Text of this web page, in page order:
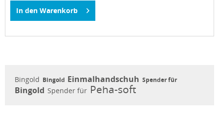
In den Warenkorb
Bingold Bingold Einmalhandschuh Spender für
Bingold Spender für Peha-soft